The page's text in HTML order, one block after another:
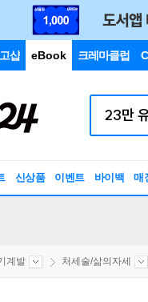
샵 eBook 크레마클럽
신상품 이벤트 바이백 매
계발 처세술/삶의자세